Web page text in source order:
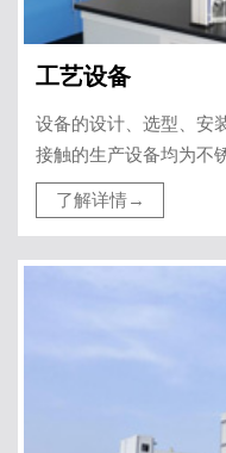
工艺设备
设备的设计、选型、安
接触的生产设备均为不
了解详情→